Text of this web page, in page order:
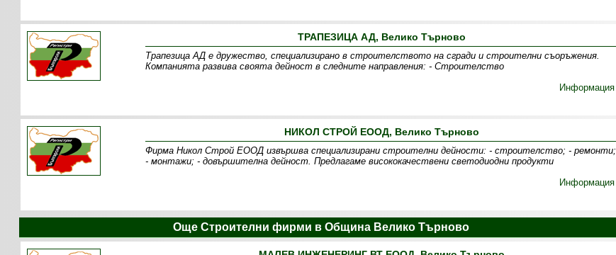
ТРАПЕЗИЦА АД, Велико Търново
Трапезица АД е дружество, специализирано в строителството на сгради и строителни съоръжения.
Компанията развива своята дейност в следните направления: - Строителство
Информация
НИКОЛ СТРОЙ ЕООД, Велико Търново
Фирма Никол Строй ЕООД извършва специализирани строителни дейности: - строителство; - ремонти;
- монтажи; - довършителна дейност. Предлагаме висококачествени светодиодни продукти
Информация
Още Строителни фирми в Община Велико Търново